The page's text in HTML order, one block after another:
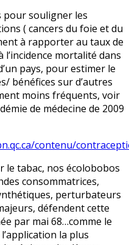
pour souligner les
( cancers du foie et du
à rapporter au taux de
l’incidence mortalité dans
pays, pour estimer le
bénéfices sur d’autres
moins fréquents, voir
de médecine de 2009
contenu/
le tabac, nos écolobobos
consommatrices,
perturbateurs
défendent cette
par mai 68…comme le
la plus